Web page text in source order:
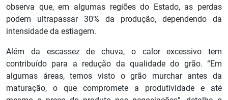
observa que, em algumas regiões do Estado, as perdas
podem ultrapassar 30% da produção, dependendo da
intensidade da estiagem.
Além da escassez de chuva, o calor excessivo tem
contribuído para a redução da qualidade do grão. “Em
algumas áreas, temos visto o grão murchar antes da
maturação, o que compromete a produtividade e até